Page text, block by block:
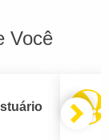
Você